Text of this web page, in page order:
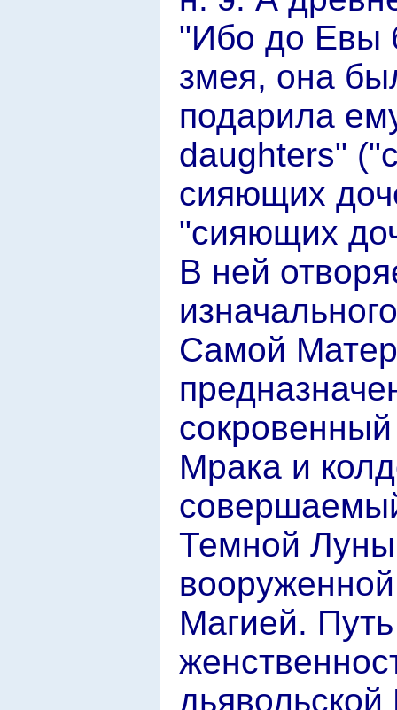
"Ибо до Евы
змея, она
подарила
daughters"
сияющих
"сияющих
В ней
Самой
Мрака и
Темной
Магией.